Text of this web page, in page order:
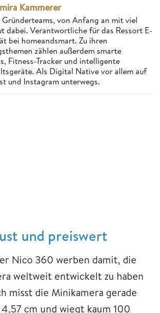
Kammerer
Gründerteams, von Anfang an mit viel
dabei. Verantwortliche für das Ressort E-
bei homeandsmart. Zu ihren
zählen außerdem smarte
Fitness-Tracker und intelligente
Als Digital Native vor allem auf
und Instagram unterwegs.
und preiswert
Nico 360 werben damit, die
weltweit entwickelt zu haben
misst die Minikamera gerade
cm und wiegt kaum 100